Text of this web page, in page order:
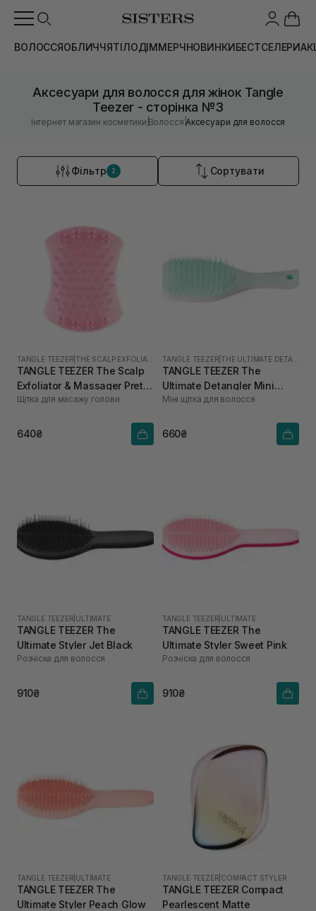
ВОЛОССЯОБЛИЧЧЯТІЛОДІММЕРЧНОВИНКИБЕСТСЕЛЕРИ
Аксесуари для волосся для жінок Tangle
Teezer - сторінка №3
Інтернет магазин косметики |Волосся |Аксесуари для волосся
Фільтр 2 Сортувати
TANGLE TEEZER THE SCALP EXFOLIATOR AND MASSAGER
TANGLE TEEZER The Scalp
Exfoliator & Massager Pretty
Pink
Щітка для масажу голови
640₴
TANGLE TEEZER
TANGLE TEEZER The
Ultimate Detangler Mini
Marshmallow Duo
Міні щітка для волосся
660₴
TANGLE TEEZER ULTIMATE
TANGLE TEEZER The
Ultimate Styler Jet Black
Розчіска для волосся
910₴
TANGLE TEEZER ULTIMATE
TANGLE TEEZER The
Ultimate Styler Sweet Pink
Розчіска для волосся
910₴
TANGLE TEEZER ULTIMATE
TANGLE TEEZER The
Ultimate Styler Peach Glow
TANGLE TEEZER COMPACT STYLER
TANGLE TEEZER Compact
Pearlescent Matte